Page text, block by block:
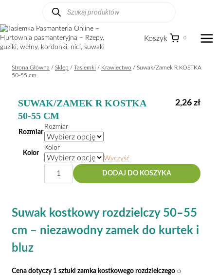
produktów
Koszyk 0
Strona Główna / Sklep / Tasiemki / Krawiectwo / Suwak/Zamek R KOSTKA
50-55 cm
SUWAK/ZAMEK R KOSTKA
50-55 CM
2,26 zł
Rozmiar
Rozmiar
Kolor
Kolor
Wyczyść
Suwak/Zamek
55
DODAJ DO KOSZYKA
Suwak kostkowy rozdzielczy 50–55
cm – niezawodny zamek do kurtek i
bluz
Cena dotyczy 1 sztuki zamka kostkowego rozdzielczego o